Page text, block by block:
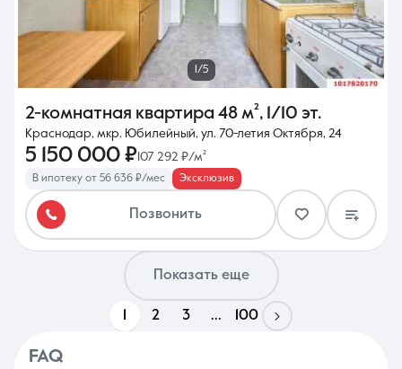
1/5
2-комнатная квартира 48 м², 1/10 эт.
Краснодар, мкр. Юбилейный, ул. 70-летия Октября, 24
5 150 000 ₽ 107 292 ₽/м²
В ипотеку от 56 636 ₽/мес Эксклюзив
Позвонить
Показать еще
2 3 ... 100
FAQ